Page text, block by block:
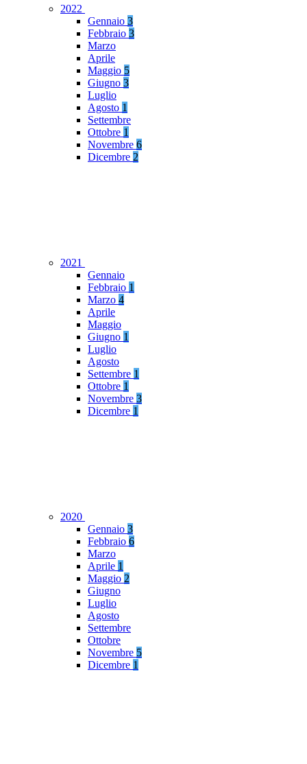
2022
Gennaio 3
Febbraio 3
Marzo
Aprile
Maggio 5
Giugno 3
Luglio
Agosto 1
Settembre
Ottobre 1
Novembre 6
Dicembre 2
2021
Gennaio
Febbraio 1
Marzo 4
Aprile
Maggio
Giugno 1
Luglio
Agosto
Settembre 1
Ottobre 1
Novembre 3
Dicembre 1
2020
Gennaio 3
Febbraio 6
Marzo
Aprile 1
Maggio 2
Giugno
Luglio
Agosto
Settembre
Ottobre
Novembre 5
Dicembre 1